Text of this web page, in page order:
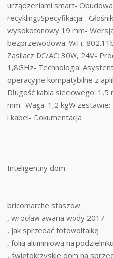
urządzeniami smart-
recyklinguSpecyfikacja:-
wysokotonowy 19 mm-
bezprzewodowa: WiFi,
Zasilacz DC/AC: 30W, 24V-
1,8GHz- Technologia:
operacyjne kompatybilne z
Długość kabla sieciowego:
mm- Waga: 1,2 kgW
i kabel- Dokumentacja
Inteligentny dom
bricomarche staszow
, wrocław awaria wody 2017
, jak sprzedać fotowoltaikę
, folią aluminiową na
, świętokrzyskie dom na